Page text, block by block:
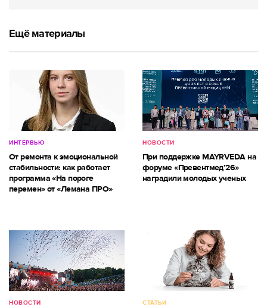
Ещё материалы
ИНТЕРВЬЮ
От ремонта к эмоциональной
стабильности: как работает
программа «На пороге
перемен» от «Лемана ПРО»
НОВОСТИ
При поддержке MAYRVEDA на
форуме «Превентмед’26»
наградили молодых ученых
НОВОСТИ СТАТЬИ